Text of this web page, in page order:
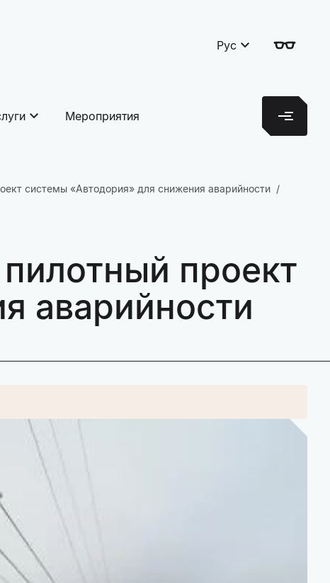
Рус
Мероприятия
системы «Автодория» для снижения аварийности
проект
аварийности